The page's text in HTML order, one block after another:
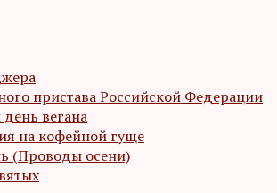
пристава Российской Федерации
вегана
на кофейной гуще
(Проводы осени)